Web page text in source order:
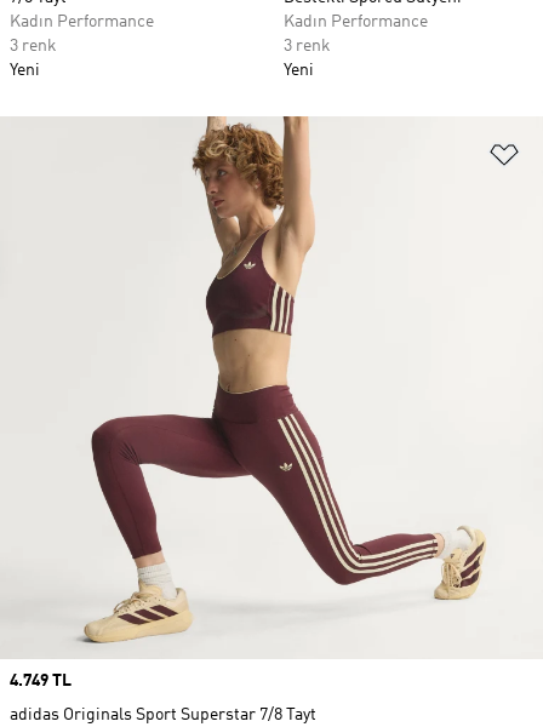
Kadın Performance
3 renk
Yeni
Kadın Performance
3 renk
Yeni
Price
4.749 TL
adidas Originals Sport Superstar 7/8 Tayt